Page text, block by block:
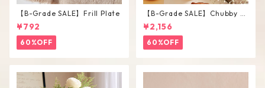
【B-Grade SALE】Frill Plate
¥792
60%OFF
【B-Grade SALE】Chubby V
ase / L
¥2,156
60%OFF